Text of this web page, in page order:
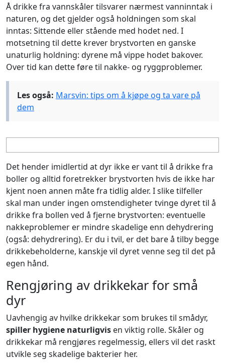
Å drikke fra vannskåler tilsvarer nærmest vanninntak i
naturen, og det gjelder også holdningen som skal
inntas: Sittende eller stående med hodet ned. I
motsetning til dette krever brystvorten en ganske
unaturlig holdning: dyrene må vippe hodet bakover.
Over tid kan dette føre til nakke- og ryggproblemer.
Les også: Marsvin: tips om å kjøpe og ta vare på
dem
Det hender imidlertid at dyr ikke er vant til å drikke fra
boller og alltid foretrekker brystvorten hvis de ikke har
kjent noen annen måte fra tidlig alder. I slike tilfeller
skal man under ingen omstendigheter tvinge dyret til å
drikke fra bollen ved å fjerne brystvorten: eventuelle
nakkeproblemer er mindre skadelige enn dehydrering
(også: dehydrering). Er du i tvil, er det bare å tilby begge
drikkebeholderne, kanskje vil dyret venne seg til det på
egen hånd.
Rengjøring av drikkekar for små
dyr
Uavhengig av hvilke drikkekar som brukes til smådyr,
spiller hygiene naturligvis en viktig rolle. Skåler og
drikkekar må rengjøres regelmessig, ellers vil det raskt
utvikle seg skadelige bakterier her.